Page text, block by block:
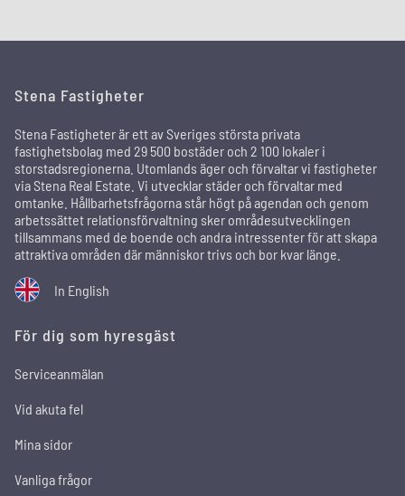
Stena Fastigheter
Stena Fastigheter är ett av Sveriges största privata
fastighetsbolag med 29 500 bostäder och 2 100 lokaler i
storstadsregionerna. Utomlands äger och förvaltar vi fastigheter
via Stena Real Estate. Vi utvecklar städer och förvaltar med
omtanke. Hållbarhetsfrågorna står högt på agendan och genom
arbetssättet relationsförvaltning sker områdesutvecklingen
tillsammans med de boende och andra intressenter för att skapa
attraktiva områden där människor trivs och bor kvar länge.
In English
För dig som hyresgäst
Serviceanmälan
Vid akuta fel
Mina sidor
Vanliga frågor